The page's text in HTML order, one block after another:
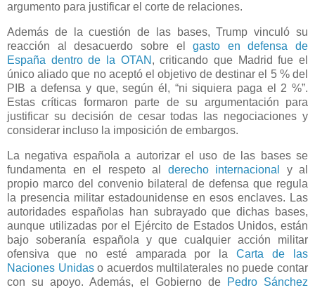
argumento para justificar el corte de relaciones.
Además de la cuestión de las bases, Trump vinculó su
reacción al desacuerdo sobre elgasto en defensa de
España dentro de la OTAN , criticando que Madrid fue el
único aliado que no aceptó el objetivo de destinar el 5 % del
PIB a defensa y que, según él, “ni siquiera paga el 2 %”.
Estas críticas formaron parte de su argumentación para
justificar su decisión de cesar todas las negociaciones y
considerar incluso la imposición de embargos.
La negativa española a autorizar el uso de las bases se
fundamenta en el respeto al derecho internacional
y al
propio marco del convenio bilateral de defensa que regula
la presencia militar estadounidense en esos enclaves. Las
autoridades españolas han subrayado que dichas bases,
aunque utilizadas por el Ejército de Estados Unidos, están
bajo soberanía española y que cualquier acción militar
ofensiva que no esté amparada por laCarta de las
Naciones Unidaso acuerdos multilaterales no puede contar
con su apoyo. Además, el Gobierno de
Pedro Sánchez